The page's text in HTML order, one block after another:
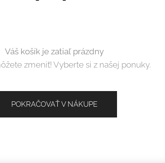
Váš košík je zatiaľ prázdny
zmeniť! Vyberte si z našej ponuky.
POKRAČOVAŤ V NÁKUPE